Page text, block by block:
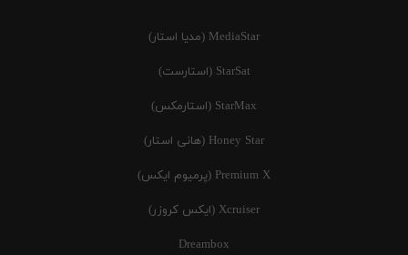
MediaStar (مدیا استار)
StarSat (استارست)
StarMax (استارمکس)
Honey Star (هانی استار)
Premium X (پرمیوم ایکس)
Xcruiser (ایکس کروزر)
Dreambox